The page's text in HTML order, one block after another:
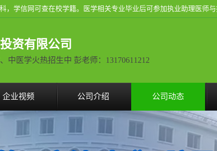
资有限公司
中医学火热招生中 彭老师：13170611212
企业视频 公司介绍 公司动态